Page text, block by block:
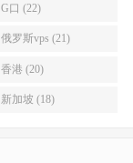
G口 (22)
俄罗斯vps (21)
香港 (20)
新加坡 (18)